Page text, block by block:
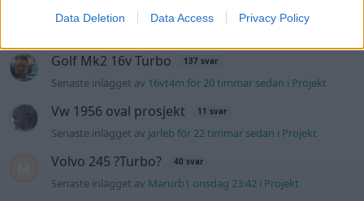
Data Deletion Data Access Privacy Policy
Volkswagen split bus t1 1962
Golf Mk2 16v Turbo 137 svar
Senaste inlägget av 16vt4m för 20 timmar sedan i Projekt
Vw 1956 oval prosjekt 11 svar
Senaste inlägget av jarleb för 22 timmar sedan i Projekt
Volvo 245 ?Turbo? 40 svar
Senaste inlägget av Marurb1 onsdag 23:42 i Projekt